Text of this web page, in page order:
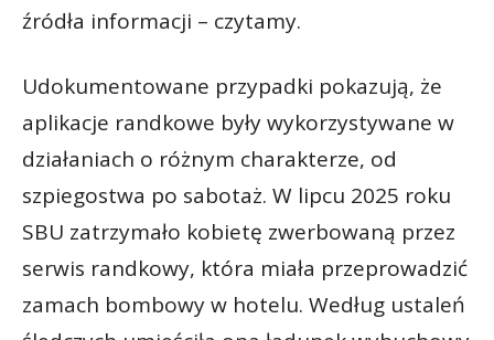
źródła informacji – czytamy.
Udokumentowane przypadki pokazują, że
aplikacje randkowe były wykorzystywane w
działaniach o różnym charakterze, od
szpiegostwa po sabotaż. W lipcu 2025 roku
SBU zatrzymało kobietę zwerbowaną przez
serwis randkowy, która miała przeprowadzić
zamach bombowy w hotelu. Według ustaleń